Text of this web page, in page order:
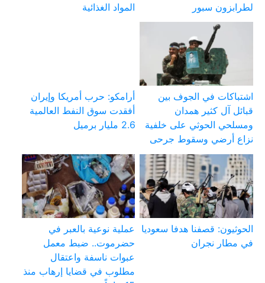
لطرابزون سبور
المواد الغذائية
اشتباكات في الجوف بين
قبائل آل كثير همدان
ومسلحي الحوثي على خلفية
نزاع أرضي وسقوط جرحى
أرامكو: حرب أمريكا وإيران
أفقدت سوق النفط العالمية
2.6 مليار برميل
الحوثيون: قصفنا هدفا سعوديا
في مطار نجران
عملية نوعية بالعبر في
حضرموت.. ضبط معمل
عبوات ناسفة واعتقال
مطلوب في قضايا إرهاب منذ